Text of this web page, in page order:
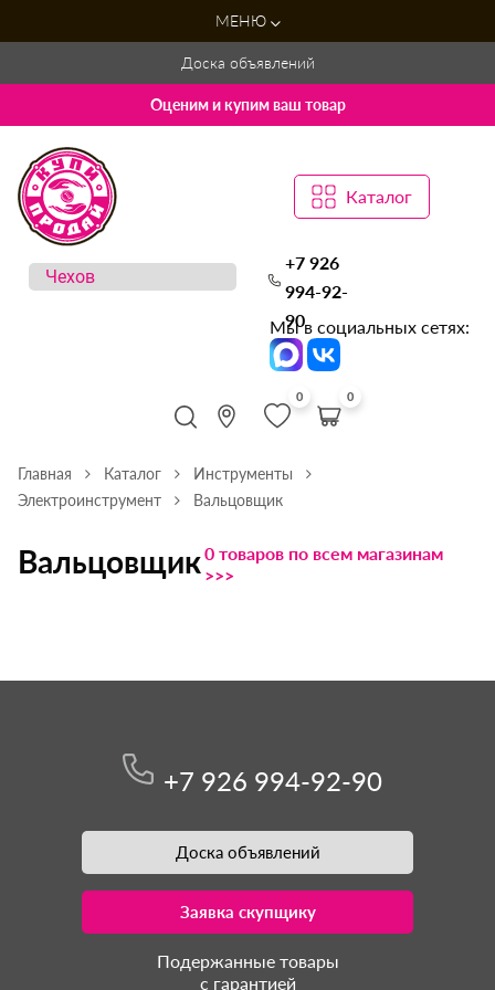
МЕНЮ
Доска объявлений
Оценим и купим ваш товар
Каталог
+7 926
994-92-
90
Мы в социальных сетях:
0 0
Главная Каталог
Инструменты
Электроинструмент
Вальцовщик
Вальцовщик0 товаров по всем магазинам
>>>
+7 926 994-92-90
Доска объявлений
Заявка скупщику
Подержанные товары
с гарантией